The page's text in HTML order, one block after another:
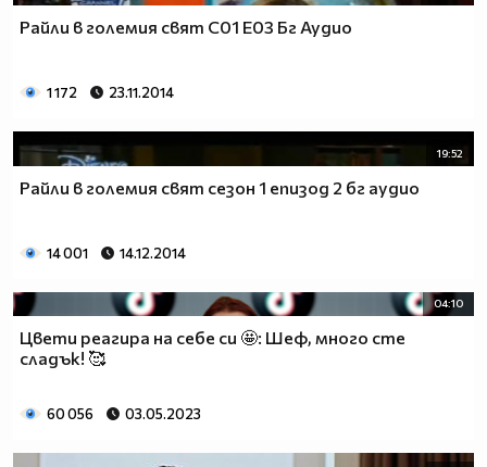
Райли в големия свят С01 Е03 Бг Аудио
1 172 23.11.2014
19:52
Райли в големия свят сезон 1 епизод 2 бг аудио
14 001 14.12.2014
04:10
Цвети реагира на себе си 🤩: Шеф, много сте
сладък! 🥰
60 056 03.05.2023